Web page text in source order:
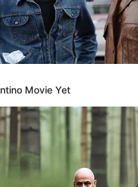
ΤΡΟΧΑΙΟ ΣΤΗΝ ΕΥΒΟΙΑ
Movie Yet